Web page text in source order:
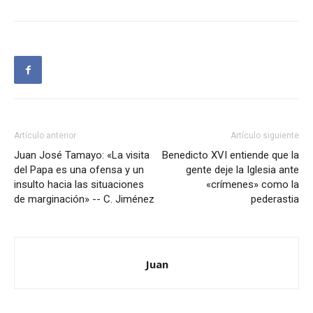
Artículo anterior
Juan José Tamayo: «La visita
del Papa es una ofensa y un
insulto hacia las situaciones
de marginación» -- C. Jiménez
Artículo siguiente
Benedicto XVI entiende que la
gente deje la Iglesia ante
«crímenes» como la
pederastia
Juan